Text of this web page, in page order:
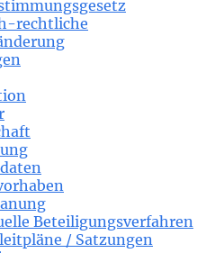
rechtliche
Beteiligungsverfahren
/ Satzungen